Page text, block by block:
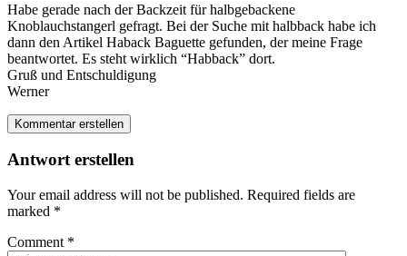
Habe gerade nach der Backzeit für halbgebackene
Knoblauchstangerl gefragt. Bei der Suche mit halbback habe ich
dann den Artikel Haback Baguette gefunden, der meine Frage
beantwortet. Es steht wirklich “Habback” dort.
Gruß und Entschuldigung
Werner
Kommentar erstellen
Antwort erstellen
Your email address will not be published. Required fields are
marked *
Comment *